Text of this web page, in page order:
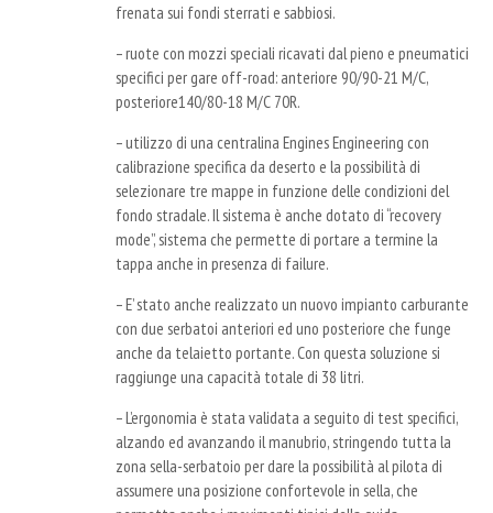
frenata sui fondi sterrati e sabbiosi.
–ruote con mozzi speciali ricavati dal pieno e pneumatici
specifici per gare off-road: anteriore 90/90-21 M/C,
posteriore140/80-18 M/C 70R.
–utilizzo di una centralina Engines Engineering con
calibrazione specifica da deserto e la possibilità di
selezionare tre mappe in funzione delle condizioni del
fondo stradale. Il sistema è anche dotato di “recovery
mode”, sistema che permette di portare a termine la
tappa anche in presenza di failure.
–E’ stato anche realizzato un nuovo impianto carburante
con due serbatoi anteriori ed uno posteriore che funge
anche da telaietto portante. Con questa soluzione si
raggiunge una capacità totale di 38 litri.
–L’ergonomia è stata validata a seguito di test specifici,
alzando ed avanzando il manubrio, stringendo tutta la
zona sella-serbatoio per dare la possibilità al pilota di
assumere una posizione confortevole in sella, che